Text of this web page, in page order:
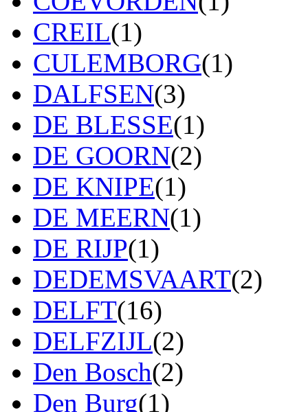
CREIL(1)
CULEMBORG(1)
DALFSEN(3)
DE BLESSE(1)
DE GOORN(2)
DE KNIPE(1)
DE MEERN(1)
DE RIJP(1)
DEDEMSVAART(2)
DELFT(16)
DELFZIJL(2)
Den Bosch(2)
Den Burg(1)